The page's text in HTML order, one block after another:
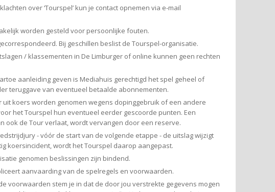
over ‘Tourspel’ kun je contact opnemen via e-mail
worden gesteld voor persoonlijke fouten.
Bij geschillen beslist de Tourspel-organisatie.
/ klassementen in De Limburger of online kunnen geen rechten
aanleiding geven is Mediahuis gerechtigd het spel geheel of
teruggave van eventueel betaalde abonnementen.
koers worden genomen wegens dopinggebruik of een andere
het Tourspel hun eventueel eerder gescoorde punten. Een
ook de Tour verlaat, wordt vervangen door een reserve.
- vóór de start van de volgende etappe - de uitslag wijzigt
koersincident, wordt het Tourspel daarop aangepast.
genomen beslissingen zijn bindend.
aanvaarding van de spelregels en voorwaarden.
voorwaarden stem je in dat de door jou verstrekte gegevens mogen